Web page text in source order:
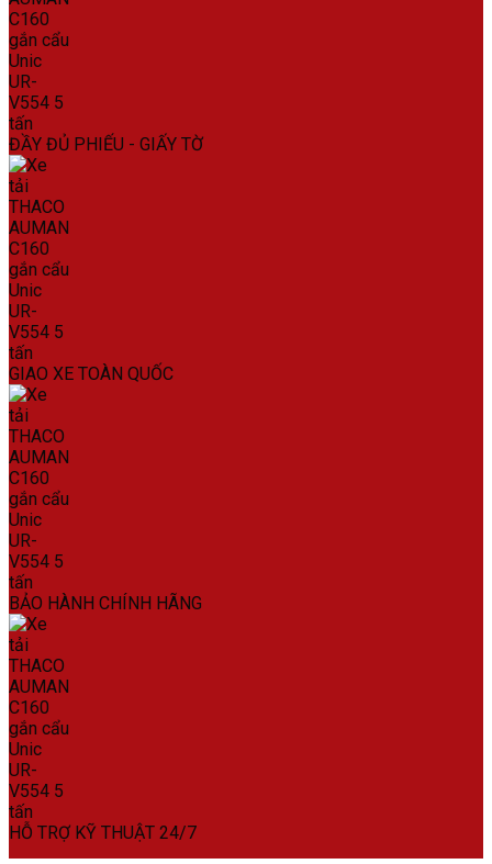
ĐẦY ĐỦ PHIẾU - GIẤY TỜ
GIAO XE TOÀN QUỐC
BẢO HÀNH CHÍNH HÃNG
HỖ TRỢ KỸ THUẬT 24/7